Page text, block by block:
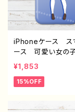
iPhoneケース ス
ース 可愛い女の
スト おしゃれ 安
わいい オリジナル
ター アニメ柄
¥1,853
15%OFF